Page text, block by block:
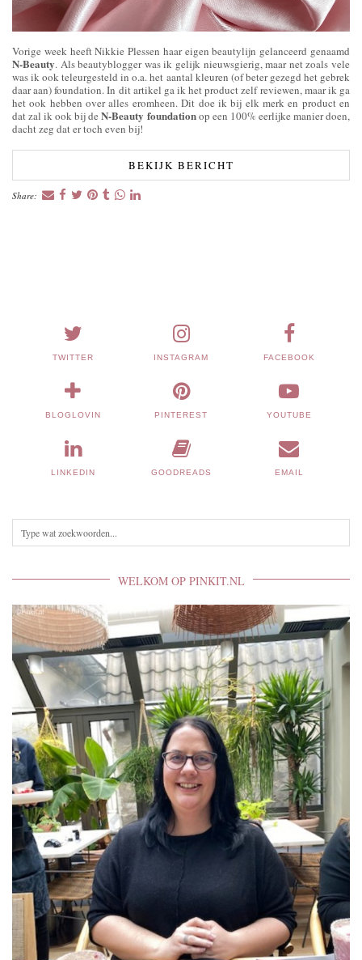
Vorige week heeft Nikkie Plessen haar eigen beautylijn gelanceerd genaamd
N-Beauty. Als beautyblogger was ik gelijk nieuwsgierig, maar net zoals vele
was ik ook teleurgesteld in o.a. het aantal kleuren (of beter gezegd het gebrek
daar aan) foundation. In dit artikel ga ik het product zelf reviewen, maar ik ga
het ook hebben over alles eromheen. Dit doe ik bij elk merk en product en
dat zal ik ook bij deN-Beauty foundationop een 100% eerlijke manier doen,
dacht zeg dat er toch even bij!
BEKIJK BERICHT
Share:
TWITTER INSTAGRAM FACEBOOK
BLOGLOVIN PINTEREST YOUTUBE
LINKEDIN GOODREADS EMAIL
WELKOM OP PINKIT.NL